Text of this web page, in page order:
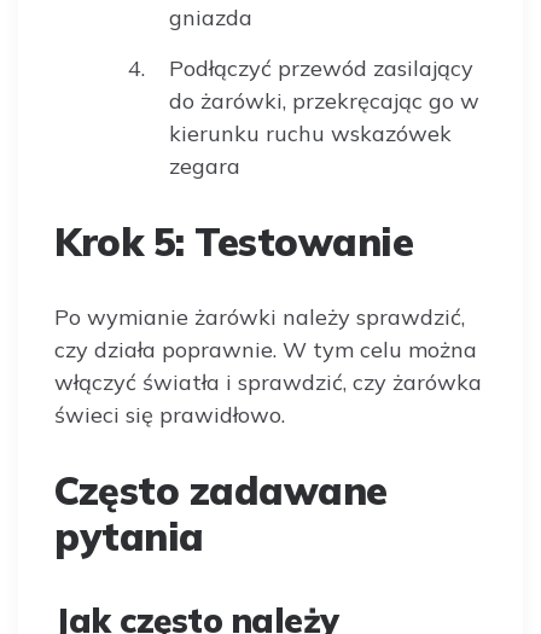
gniazda
Podłączyć przewód zasilający
do żarówki, przekręcając go w
kierunku ruchu wskazówek
zegara
Krok 5: Testowanie
Po wymianie żarówki należy sprawdzić,
czy działa poprawnie. W tym celu można
włączyć światła i sprawdzić, czy żarówka
świeci się prawidłowo.
Często zadawane
pytania
Jak często należy